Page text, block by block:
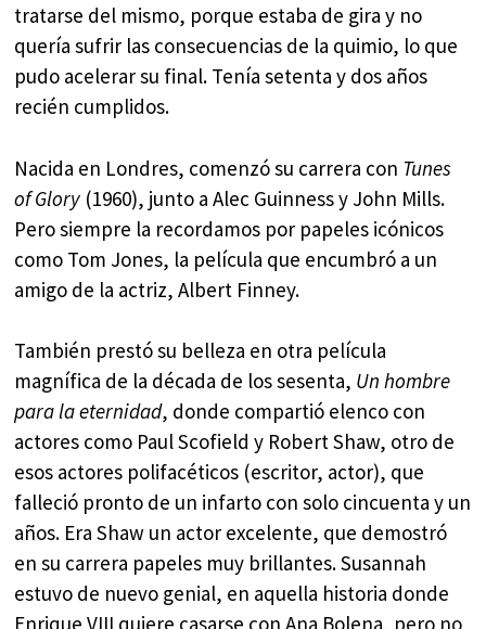
tratarse del mismo, porque estaba de gira y no
quería sufrir las consecuencias de la quimio, lo que
pudo acelerar su final. Tenía setenta y dos años
recién cumplidos.
Nacida en Londres, comenzó su carrera con Tunes
of Glory (1960), junto a Alec Guinness y John Mills.
Pero siempre la recordamos por papeles icónicos
como Tom Jones, la película que encumbró a un
amigo de la actriz, Albert Finney.
También prestó su belleza en otra película
magnífica de la década de los sesenta, Un hombre
para la eternidad, donde compartió elenco con
actores como Paul Scofield y Robert Shaw, otro de
esos actores polifacéticos (escritor, actor), que
falleció pronto de un infarto con solo cincuenta y un
años. Era Shaw un actor excelente, que demostró
en su carrera papeles muy brillantes. Susannah
estuvo de nuevo genial, en aquella historia donde
Enrique VIII quiere casarse con Ana Bolena, pero no